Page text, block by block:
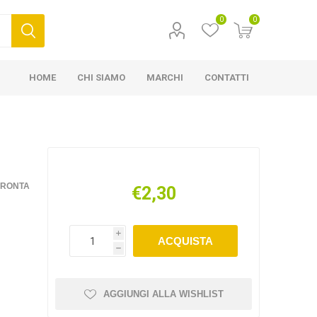
0 0
HOME CHI SIAMO MARCHI CONTATTI
€2,30
i
h
ACQUISTA
AGGIUNGI ALLA WISHLIST